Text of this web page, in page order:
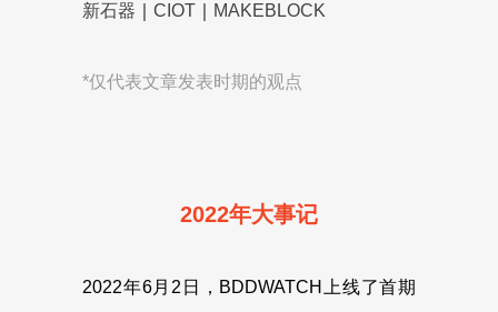
新石器 CIOT MAKEBLOCK
*仅代表文章发表时期的观点
2022年大事记
2022年6月2日，BDDWATCH上线了首期